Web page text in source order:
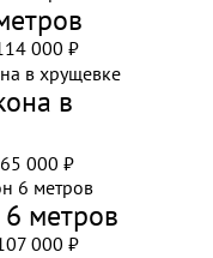
000 ₽
в
65 000 ₽
метров
000 ₽